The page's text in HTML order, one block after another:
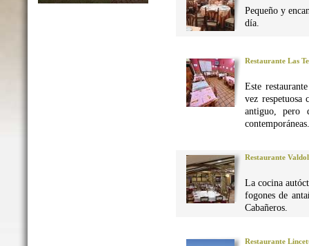
Pequeño y
día.
Restaurante Las
Este
vez
antiguo, pero
contemporáneas.
Restaurante
La cocina
fogones de
Cabañeros.
Restaurante